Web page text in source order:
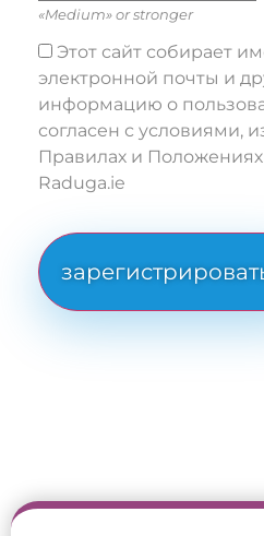
«Medium» or stronger
Этот сайт собирает
электронной почты и
информацию о
согласен с условиями,
Правилах и Положениях
Raduga.ie
No val